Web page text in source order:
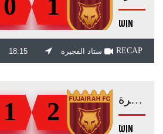
0 1
WIN
18:15 ستاد الفجيرة RECAP
1 2 الفجيرة
WIN